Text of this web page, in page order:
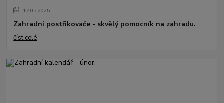
17.05.2025
Zahradní postřikovače - skvělý pomocník na zahradu.
číst celé